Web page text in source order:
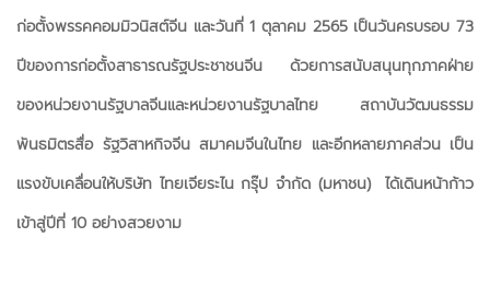
ก่อตั้งพรรคคอมมิวนิสต์จีน และวันที่ 1 ตุลาคม 2565 เป็นวันครบรอบ 73
ปีของการก่อตั้งสาธารณรัฐประชาชนจีน ด้วยการสนับสนุนทุกภาคฝ่าย
ของหน่วยงานรัฐบาลจีนและหน่วยงานรัฐบาลไทย สถาบันวัฒนธรรม
พันธมิตรสื่อ รัฐวิสาหกิจจีน สมาคมจีนในไทย และอีกหลายภาคส่วน เป็น
แรงขับเคลื่อนให้บริษัท ไทยเจียระไน กรุ๊ป จำกัด (มหาชน) ได้เดินหน้าก้าว
เข้าสู่ปีที่ 10 อย่างสวยงาม